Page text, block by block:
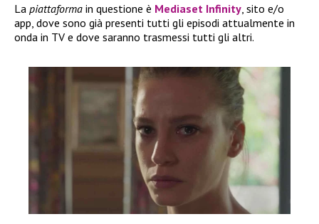
La piattaforma in questione è Mediaset Infinity , sito e/o
app, dove sono già presenti tutti gli episodi attualmente in
onda in TV e dove saranno trasmessi tutti gli altri.